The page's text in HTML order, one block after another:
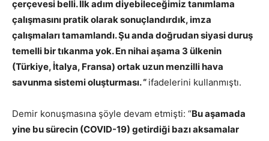
çerçevesi belli. İlk adım diyebileceğimiz tanımlama
çalışmasını pratik olarak sonuçlandırdık, imza
çalışmaları tamamlandı. Şu anda doğrudan siyasi duruş
temelli bir tıkanma yok. En nihai aşama 3 ülkenin
(Türkiye, İtalya, Fransa) ortak uzun menzilli hava
savunma sistemi oluşturması. “ ifadelerini kullanmıştı.
Demir konuşmasına şöyle devam etmişti: “Bu aşamada
yine bu sürecin (COVID-19) getirdiği bazı aksamalar